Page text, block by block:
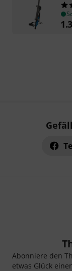
Abonniere den
etwas Glück